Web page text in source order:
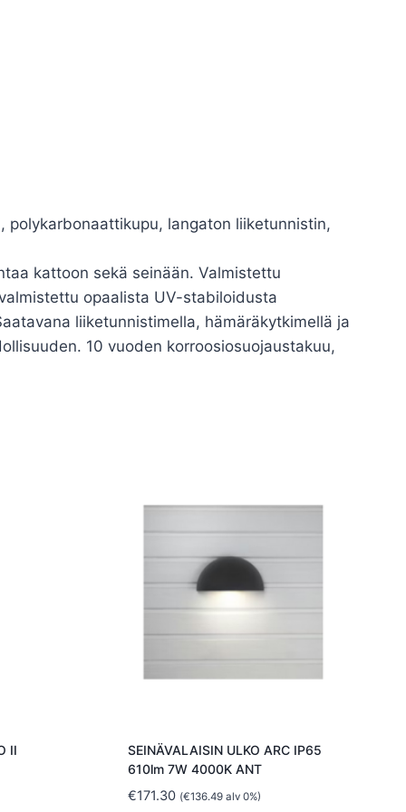
polykarbonaattikupu, langaton liiketunnistin,
kattoon sekä seinään. Valmistettu
opaalista UV-stabiloidusta
liiketunnistimella, hämäräkytkimellä ja
10 vuoden korroosiosuojaustakuu,
II
SEINÄVALAISIN ULKO ARC IP65
610lm 7W 4000K ANT
€171.30 (€136.49 alv 0%)